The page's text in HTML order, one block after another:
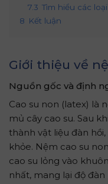
7.3 Tìm hiểu các
8 Kết luận
Giới thiệu về
Nguồn gốc và định
Cao su non (latex) là
mủ cây cao su. Sau
thành vật liệu đàn
khỏe. Nệm cao su
cao su lỏng vào
nhất, mang lại độ